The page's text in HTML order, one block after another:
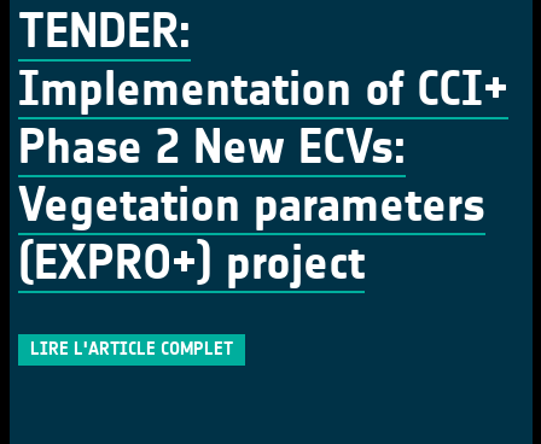
TENDER:
Implementation of CCI+
Phase 2 New ECVs:
Vegetation parameters
(EXPRO+) project
LIRE L'ARTICLE COMPLET